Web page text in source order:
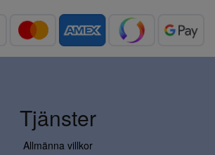
Tjänster
Allmänna villkor